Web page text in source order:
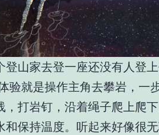
登山家去登一座还没有人登
验就是操作主角去攀岩，一
，打岩钉，沿着绳子爬上爬
和保持温度。听起来好像很